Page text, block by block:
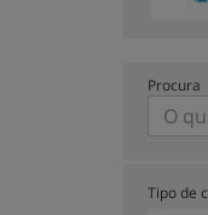
Procura
Tipo de